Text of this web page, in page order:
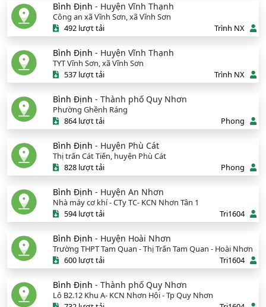
Bình Định - Huyện Vĩnh Thạnh
Công an xã Vĩnh Sơn, xã Vĩnh Sơn
492 lượt tải
Trình NX
Bình Định - Huyện Vĩnh Thạnh
TYT Vĩnh Sơn, xã Vĩnh Sơn
537 lượt tải
Trình NX
Bình Định - Thành phố Quy Nhơn
Phường Ghềnh Ráng
864 lượt tải
Phong
Bình Định - Huyện Phù Cát
Thị trấn Cát Tiến, huyện Phù Cát
828 lượt tải
Phong
Bình Định - Huyện An Nhơn
Nhà máy cơ khí - CTy TC- KCN Nhơn Tân 1
594 lượt tải
Tri1604
Bình Định - Huyện Hoài Nhơn
Trường THPT Tam Quan - Thị Trấn Tam Quan - Hoài Nhơn
600 lượt tải
Tri1604
Bình Định - Thành phố Quy Nhơn
Lô B2.12 Khu A- KCN Nhơn Hội - Tp Quy Nhơn